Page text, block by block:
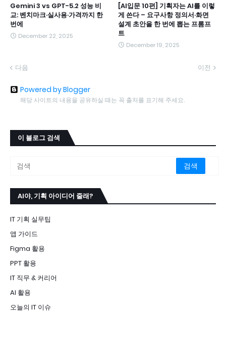
Gemini 3 vs GPT-5.2 성능 비
교: 벤치마크·실사용·가격까지 한
번에
December 22, 2025
[AI입문 10편] 기획자는 AI를 이렇
게 쓴다 – 요구사항 정의서·화면
설계 초안을 한 번에 뽑는 프롬프
트
December 19, 2025
다음 이전
Powered by Blogger
해당 사이트의 내용을 공유하실 때는 꼭 출처를 표기해 주세요.
이 블로그 검색
AI야, 기획 아이디어 줄래?
IT 기획 실무팁
앱 가이드
Figma 활용
PPT 활용
IT 직무 & 커리어
AI 활용
오늘의 IT 이슈